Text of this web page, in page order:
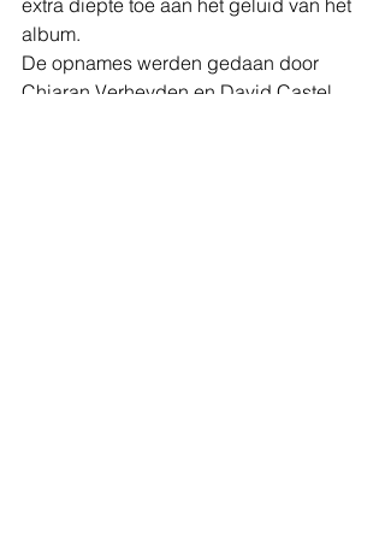
album.
De opnames werden gedaan door
Chiaran Verheyden en David Castel.